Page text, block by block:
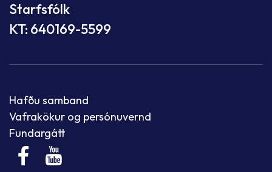
Starfsfólk
KT: 640169-5599
Hafðu samband
Vafrakökur og persónuvernd
Fundargátt